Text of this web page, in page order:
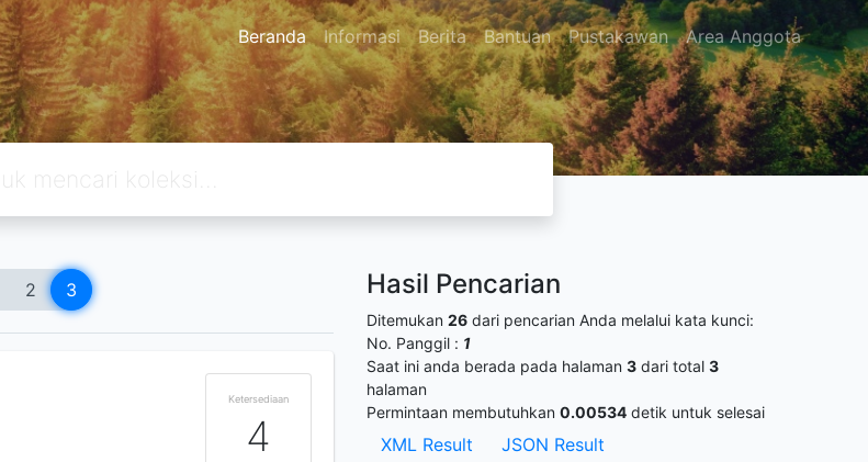
Beranda Informasi Berita Bantuan Pustakawan Area Anggota
2 3
Ketersediaan
4
Hasil Pencarian
Ditemukan 26 dari pencarian Anda melalui kata kunci:
No. Panggil : 1
Saat ini anda berada pada halaman 3 dari total 3
halaman
Permintaan membutuhkan 0.00534 detik untuk selesai
XML Result JSON Result